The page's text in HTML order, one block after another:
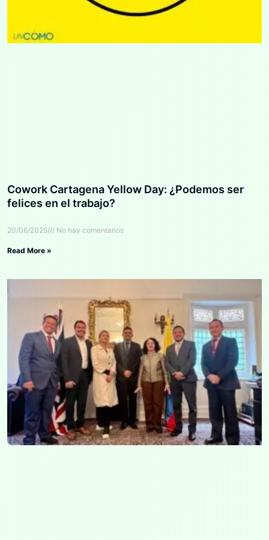
Cowork Cartagena Yellow Day: ¿Podemos ser
felices en el trabajo?
20/06/2025 No hay comentarios
Read More »